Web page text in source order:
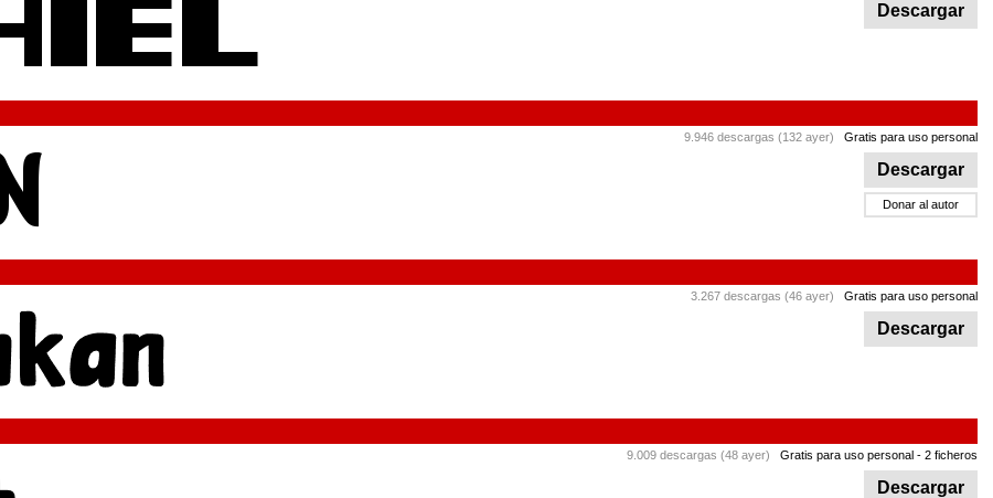
Descargar
9.946 descargas (132 ayer) Gratis para uso personal
Descargar
Donar al autor
3.267 descargas (46 ayer) Gratis para uso personal
Descargar
9.009 descargas (48 ayer) Gratis para uso personal - 2 ficheros
Descargar